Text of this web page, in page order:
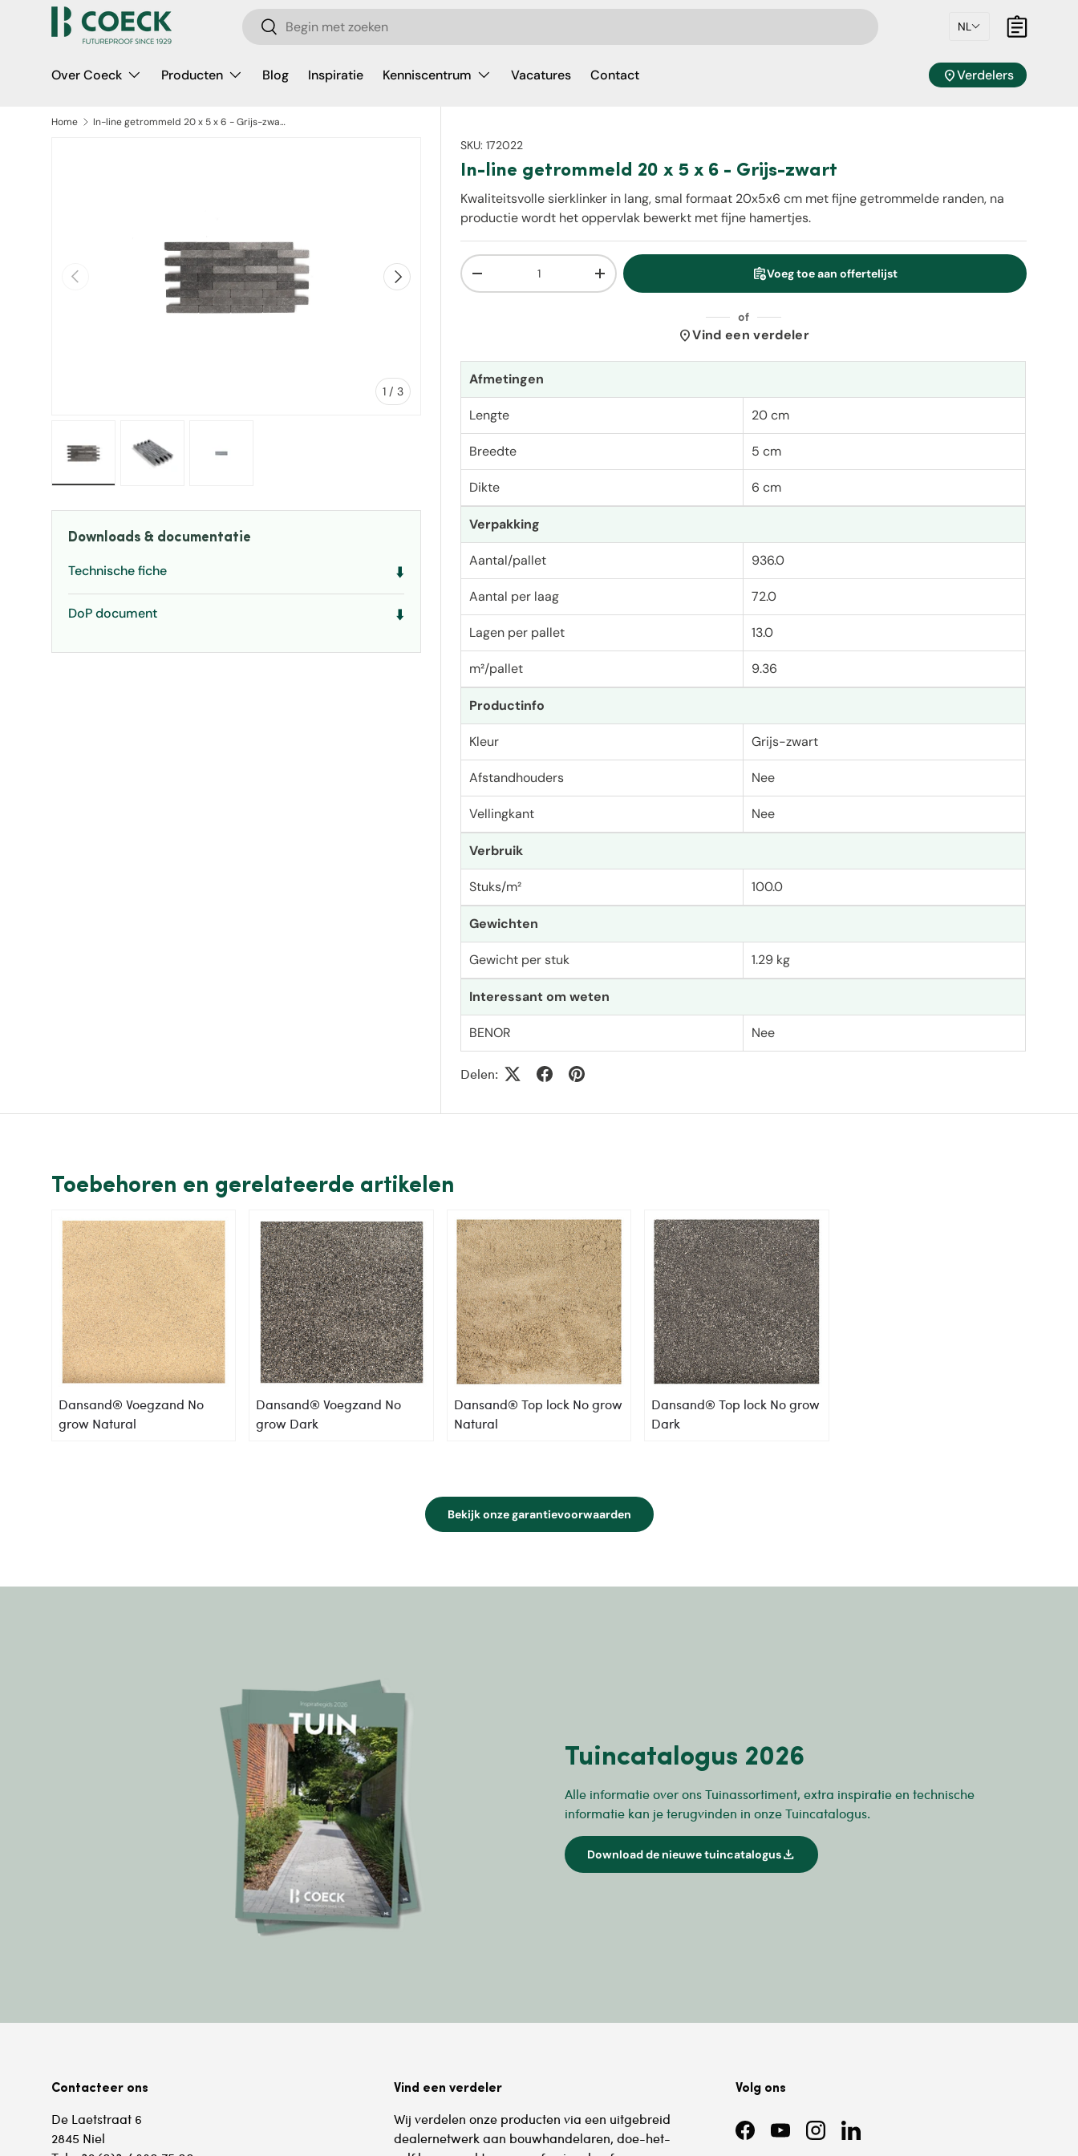
Ga naar inhoud Zoeken
Zoeken NL Mandje
Over Coeck Producten Blog Inspiratie Kenniscentrum Vacatures Contact location_onVerdelers
Home In-line getrommeld 20 x 5 x 6 - Grijs-zwart
Vorige
1 /van
3
Volgende
SKU: 172022
In-line getrommeld 20 x 5 x 6 - Grijs-zwart
Kwaliteitsvolle sierklinker in lang, smal formaat 20x5x6 cm met fijne getrommelde randen, na
productie wordt het oppervlak bewerkt met fijne hamertjes.
Aantal
Verlaag de hoeveelheidVerhoog de hoeveelheid assignment_add Voeg toe aan offertelijst
of
location_onVind een verdeler
Afmetingen
Lengte 20 cm
Breedte 5 cm
Dikte 6 cm
Verpakking
Aantal/pallet 936.0
Aantal per laag 72.0
Lagen per pallet 13.0
m²/pallet 9.36
Productinfo
Kleur Grijs-zwart
Afstandhouders Nee
Vellingkant Nee
Verbruik
Stuks/m² 100.0
Gewichten
Gewicht per stuk 1.29 kg
Interessant om weten
BENOR Nee
Delen:
Downloads & documentatie
Technische fiche ⬇️
DoP document ⬇️
Toebehoren en gerelateerde artikelen
Dansand® Voegzand No
grow Natural
Dansand® Voegzand No
grow Dark
Dansand® Top lock No grow
Natural
Dansand® Top lock No grow
Dark
Bekijk onze garantievoorwaarden
Tuincatalogus 2026
Alle informatie over ons Tuinassortiment, extra inspiratie en technische
informatie kan je terugvinden in onze Tuincatalogus.
Download de nieuwe tuincatalogusdownload
Contacteer ons
De Laetstraat 6
2845 Niel
Vind een verdeler
Wij verdelen onze producten via een uitgebreid
dealernetwerk aan bouwhandelaren, doe-het-
Volg ons
FacebookYouTubeInstagramLinkedIn